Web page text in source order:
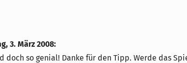
3. März 2008:
doch so genial! Danke für den Tipp. Werde das